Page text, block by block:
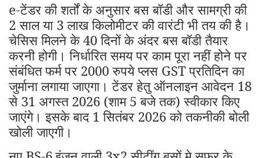
e-टेंडर की शर्तों के अनुसार बस बॉडी और सामग्री की
2 साल या 3 लाख किलोमीटर की वारंटी भी तय की है।
चेसिस मिलने के 40 दिनों के अंदर बस बॉडी तैयार
करनी होगी। निर्धारित समय पर काम पूरा नहीं होने पर
संबंधित फर्म पर 2000 रुपये प्लस GST प्रतिदिन का
जुर्माना लगाया जाएगा। टेंडर हेतु ऑनलाइन आवेदन 18
से 31 अगस्त 2026 (शाम 5 बजे तक) स्वीकार किए
जाएंगे। इसके बाद 1 सितंबर 2026 को तकनीकी बोली
खोली जाएगी।